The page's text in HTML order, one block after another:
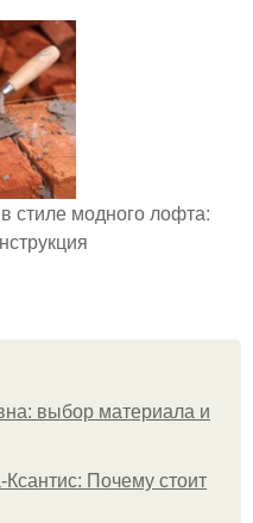
стиле модного лофта:
выбор материала и
Почему стоит